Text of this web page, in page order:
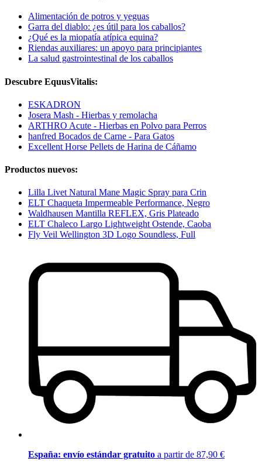
Alimentación de potros y yeguas
Garra del diablo: ¿es útil para los caballos?
¿Qué es la miopatía atípica equina?
Riendas auxiliares: un apoyo para principiantes
La salud gastrointestinal de los caballos
Descubre EquusVitalis:
ESKADRON
Josera Mash - Hierbas y remolacha
ARTHRO Acute - Hierbas en Polvo para Perros
hanfred Bocados de Carne - Para Gatos
Excellent Horse Pellets de Harina de Cáñamo
Productos nuevos:
Lilla Livet Natural Mane Magic Spray para Crin
ELT Chaqueta Impermeable Performance, Negro
Waldhausen Mantilla REFLEX, Gris Plateado
ELT Chaleco Largo Lightweight Ostende, Caoba
Fly Veil Wellington 3D Logo Soundless, Full
España: envío estándar gratuito a partir de 87,90 €